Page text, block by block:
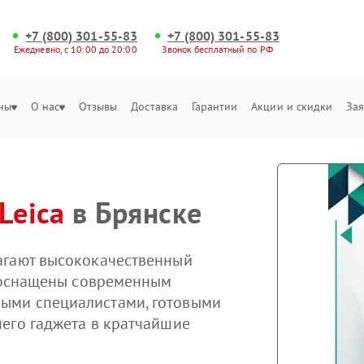
+7 (800) 301-55-83
Ежедневно, с 10:00 до 20:00
+7 (800) 301-55-83
Звонок бесплатный по РФ
О нас Отзывы Доставка Гарантии Акции и скидки
в Брянске
высококачественный
современным
специалистами, готовыми
гаджета в кратчайшие